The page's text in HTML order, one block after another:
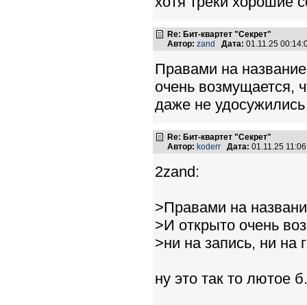
Re: Бит-квартет "Секрет"
Автор: zand Дата: 01.11.25
Правами на
очень возмущается,
даже не удосужились
Re: Бит-квартет "Секрет"
Автор: koderr Дата: 01.11.25
2zand:
>Правами на
>И открыто очень
>ни на запись, ни на
ну это так то лютое